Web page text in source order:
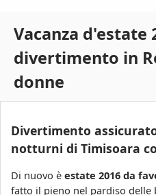
s
o
a
r
a
Vacanza d'estate
divertimento in
donne
Divertimento
notturni di Timisoara
Di nuovo è estate 2016 da
fatto il pieno nel pardiso delle